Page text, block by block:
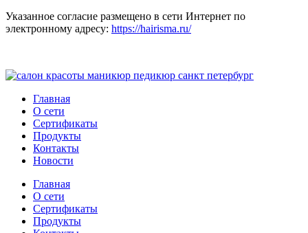
Указанное согласие размещено в сети Интернет по
электронному адресу: https://hairisma.ru/
Главная
О сети
Сертификаты
Продукты
Контакты
Новости
Главная
О сети
Сертификаты
Продукты